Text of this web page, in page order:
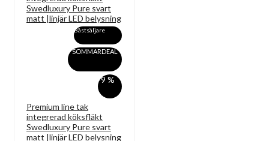
Bästsäljare
SOMMARDEAL
-9 %
Premium line tak
integrerad köksfläkt
Swedluxury Pure svart
matt |linjär LED belysning